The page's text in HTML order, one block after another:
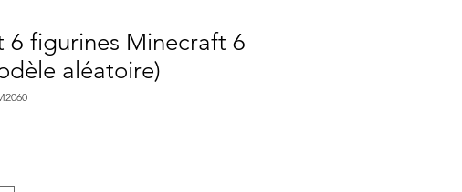
6 figurines Minecraft 6
aléatoire)